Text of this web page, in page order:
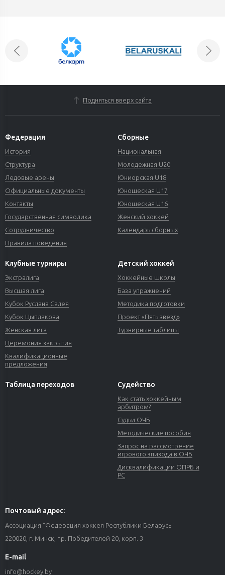
Подняться вверх сайта
Федерация
История
Структура
Ледовые арены
Официальные документы
Контакты
Государственная символика
Сотрудничество
Правила поведения
Сборные
Национальная
Молодежная U20
Юниорская U18
Юношеская U17
Юношеская U16
Женский хоккей
Календарь сборных
Клубные турниры
Экстралига
Высшая лига
Кубок Руслана Салея
Кубок Цыплакова
Женская лига
Церемония закрытия
Квалификационные
предложения
Детский хоккей
Хоккейные школы
База упражнений
Методика подготовки
Проект «Пять звезд»
Турнирные таблицы
Таблица переходов Судейство
Как стать хоккейным
арбитром?
Судьи ОЧБ
Методические пособия
Запрос на рассмотрение
игрового эпизода в ОЧБ
Дисквалификации ОПРБ и
РС
Почтовый адрес:
Ассоциация "Федерация хоккея Республики Беларусь"
220020, г. Минск, пр. Победителей 20, корп. 3
E-mail
info@hockey.by